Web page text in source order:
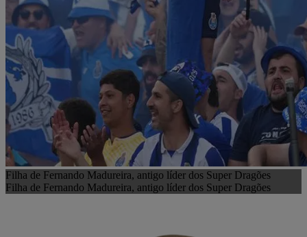
Filha de Fernando Madureira, antigo líder dos Super Dragões
Filha de Fernando Madureira, antigo líder dos Super Dragões